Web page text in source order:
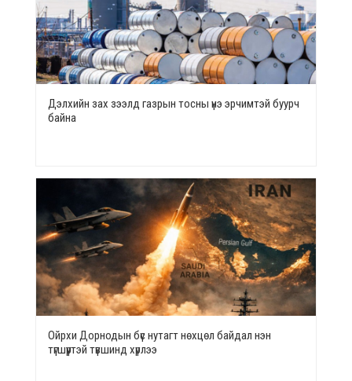
Дэлхийн зах зээлд газрын тосны үнэ эрчимтэй буурч
байна
Ойрхи Дорнодын бүс нутагт нөхцөл байдал нэн
түгшүүртэй түвшинд хүрлээ